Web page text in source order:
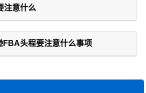
注意什么
FBA头程要注意什么事项